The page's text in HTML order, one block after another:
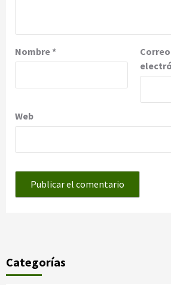
Nombre*
Correo
Web
Categorías